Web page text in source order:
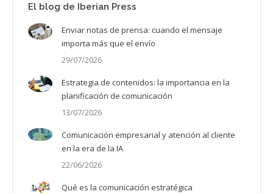
El blog de Iberian Press
Enviar notas de prensa: cuando el mensaje
importa más que el envío
29/07/2026
Estrategia de contenidos: la importancia en la
planificación de comunicación
13/07/2026
Comunicación empresarial y atención al cliente
en la era de la IA
22/06/2026
Qué es la comunicación estratégica